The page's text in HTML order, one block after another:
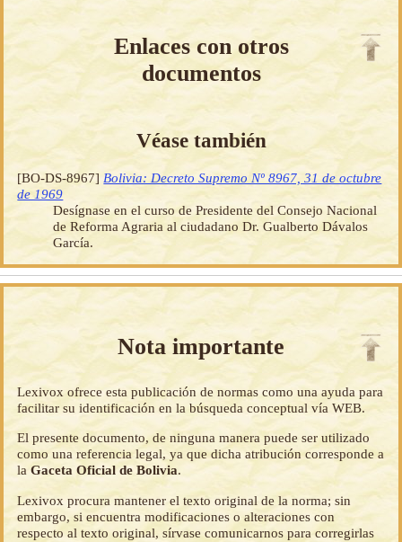
Enlaces con otros
documentos
Véase también
[BO-DS-8967] Bolivia: Decreto Supremo Nº 8967, 31 de octubre
de 1969
Desígnase en el curso de Presidente del Consejo Nacional
de Reforma Agraria al ciudadano Dr. Gualberto Dávalos
García.
Nota importante
Lexivox ofrece esta publicación de normas como una ayuda para
facilitar su identificación en la búsqueda conceptual vía WEB.
El presente documento, de ninguna manera puede ser utilizado
como una referencia legal, ya que dicha atribución corresponde a
laGaceta Oficial de Bolivia.
Lexivox procura mantener el texto original de la norma; sin
embargo, si encuentra modificaciones o alteraciones con
respecto al texto original, sírvase comunicarnos para corregirlas